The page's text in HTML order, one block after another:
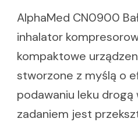
AlphaMed CN0900
inhalator
kompaktowe
stworzone z myślą o
podawaniu leku drogą
zadaniem jest